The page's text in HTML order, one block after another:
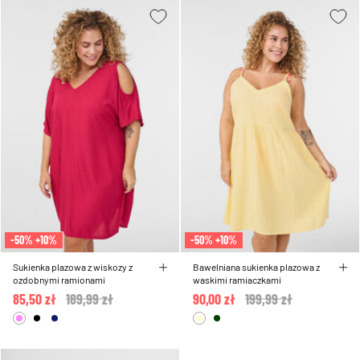
-50% +10%
Sukienka plazowa z wiskozy z
ozdobnymi ramionami
Price reduced from
189,99 zł
85,50 zł
-50% +10%
Bawelniana sukienka plazowa z
waskimi ramiaczkami
Price reduced from
199,99 zł
90,00 zł